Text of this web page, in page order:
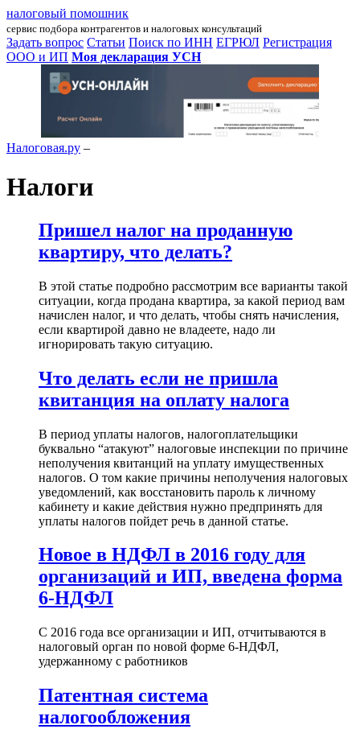
налоговый помошник
сервис подбора контрагентов и налоговых консультаций
Задать вопрос Статьи Поиск по ИНН ЕГРЮЛ Регистрация
ООО и ИП Моя декларация УСН
Налоговая.ру –
Налоги
Пришел налог на проданную
квартиру, что делать?
В этой статье подробно рассмотрим все варианты такой
ситуации, когда продана квартира, за какой период вам
начислен налог, и что делать, чтобы снять начисления,
если квартирой давно не владеете, надо ли
игнорировать такую ситуацию.
Что делать если не пришла
квитанция на оплату налога
В период уплаты налогов, налогоплательщики
буквально “атакуют” налоговые инспекции по причине
неполучения квитанций на уплату имущественных
налогов. О том какие причины неполучения налоговых
уведомлений, как восстановить пароль к личному
кабинету и какие действия нужно предпринять для
уплаты налогов пойдет речь в данной статье.
Новое в НДФЛ в 2016 году для
организаций и ИП, введена форма
6-НДФЛ
С 2016 года все организации и ИП, отчитываются в
налоговый орган по новой форме 6-НДФЛ,
удержанному с работников
Патентная система
налогообложения